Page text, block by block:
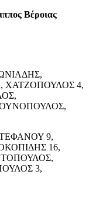
Βέροιας
ΧΑΤΖΟΠΟΥΛΟΣ 4,
9,
16,
3,